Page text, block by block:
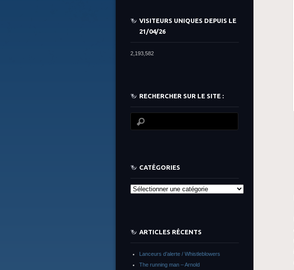
VISITEURS UNIQUES DEPUIS LE
21/04/26
2,193,582
RECHERCHER SUR LE SITE :
CATÉGORIES
Catégories
ARTICLES RÉCENTS
Lanceurs d’alerte / Whistleblowers
The running man – Arnold